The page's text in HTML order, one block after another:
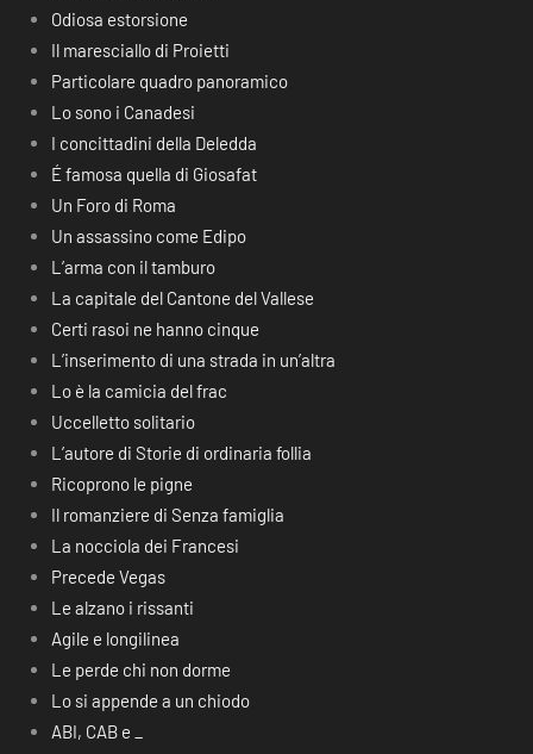
Odiosa estorsione
Il maresciallo di Proietti
Particolare quadro panoramico
Lo sono i Canadesi
I concittadini della Deledda
É famosa quella di Giosafat
Un Foro di Roma
Un assassino come Edipo
L’arma con il tamburo
La capitale del Cantone del Vallese
Certi rasoi ne hanno cinque
L’inserimento di una strada in un’altra
Lo è la camicia del frac
Uccelletto solitario
L’autore di Storie di ordinaria follia
Ricoprono le pigne
Il romanziere di Senza famiglia
La nocciola dei Francesi
Precede Vegas
Le alzano i rissanti
Agile e longilinea
Le perde chi non dorme
Lo si appende a un chiodo
ABI, CAB e _